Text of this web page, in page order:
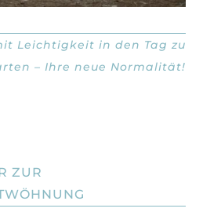
Leichtigkeit in den Tag zu
– Ihre neue Normalität!
ZUR